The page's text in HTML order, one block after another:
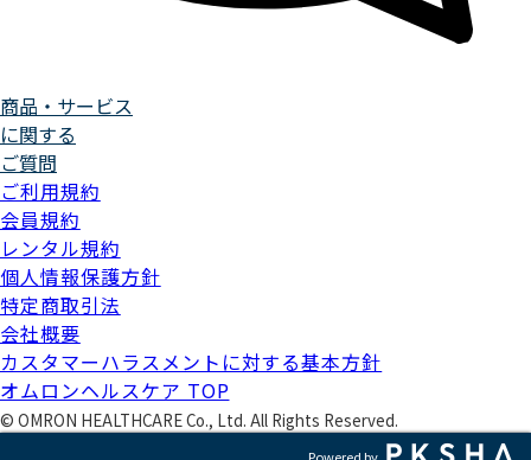
商品・サービス
に関する
ご質問
ご利用規約
会員規約
レンタル規約
個人情報保護方針
特定商取引法
会社概要
カスタマーハラスメントに対する基本方針
オムロンヘルスケア TOP
© OMRON HEALTHCARE Co., Ltd. All Rights Reserved.
Powered by